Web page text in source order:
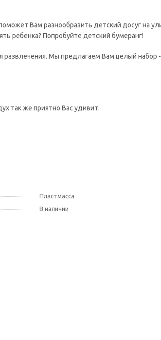
Вам разнообразить детский досуг на
ребенка? Попробуйте детский бумеранг!
развлечения. Мы предлагаем Вам целый
так же приятно Вас удивит.
Пластмасса
В наличии